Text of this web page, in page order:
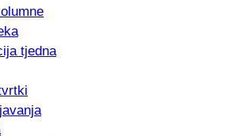
objektiv FE 100-
tjedna